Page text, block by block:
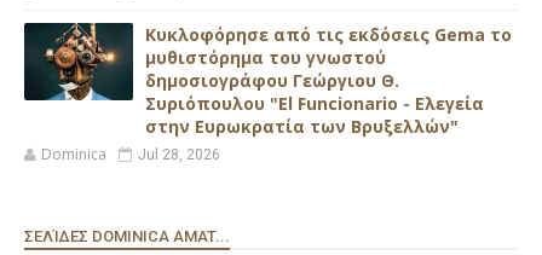
Κυκλοφόρησε από τις εκδόσεις Gema το
μυθιστόρημα του γνωστού
δημοσιογράφου Γεώργιου Θ.
Συριόπουλου "El Funcionario - Ελεγεία
στην Ευρωκρατία των Βρυξελλών"
Dominica Jul 28, 2026
ΣΕΛΊΔΕΣ DOMINICA AMAT...